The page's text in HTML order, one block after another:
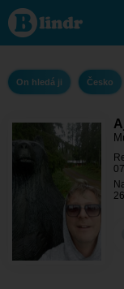
Ajpek 1111 - On
hledá ji
Moravskoslezský
kraj - Ostrava
On hledá ji Česko